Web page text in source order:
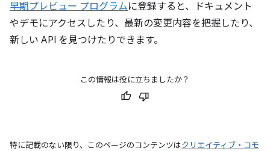
早期プレビュー プログラムに登録すると、ドキュメント
やデモにアクセスしたり、最新の変更内容を把握したり、
新しい API を見つけたりできます。
この情報は役に立ちましたか？
特に記載のない限り、このページのコンテンツはクリエイティブ・コモ